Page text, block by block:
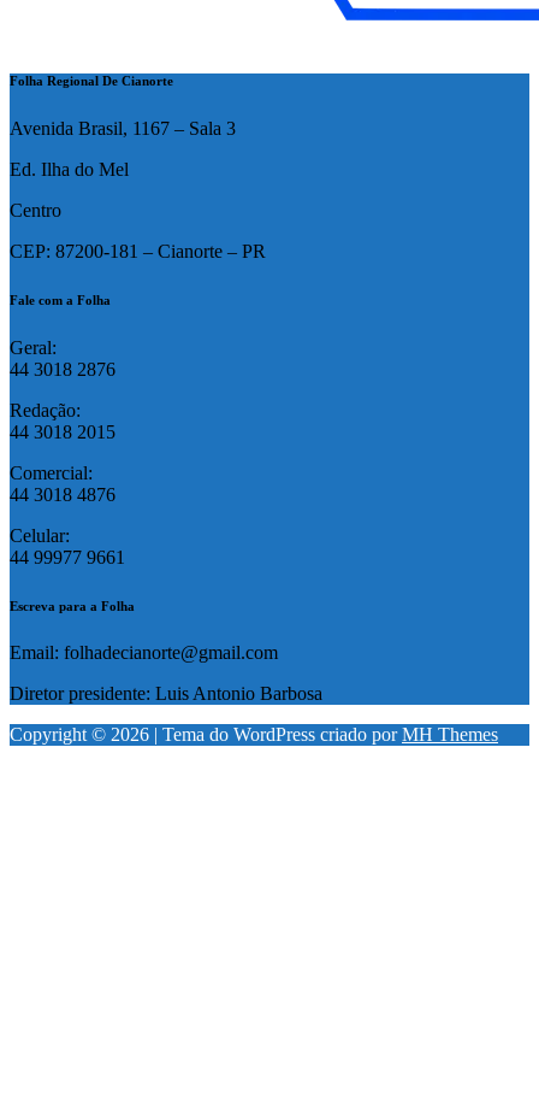
Folha Regional De Cianorte
Avenida Brasil, 1167 – Sala 3
Ed. Ilha do Mel
Centro
CEP: 87200-181 – Cianorte – PR
Fale com a Folha
Geral:
44 3018 2876
Redação:
44 3018 2015
Comercial:
44 3018 4876
Celular:
44 99977 9661
Escreva para a Folha
Email: folhadecianorte@gmail.com
Diretor presidente: Luis Antonio Barbosa
Copyright © 2026 | Tema do WordPress criado porMH Themes